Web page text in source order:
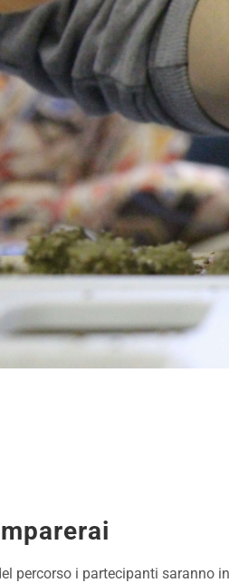
percorso i partecipanti saranno